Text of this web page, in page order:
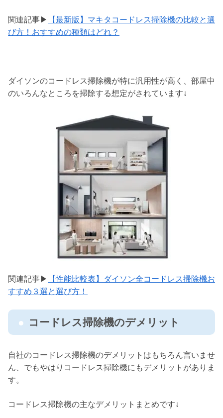
関連記事▶
【最新版】マキタコードレス掃除機の比較と選
び方！おすすめの種類はどれ？
ダイソンのコードレス掃除機が特に汎用性が高く、部屋中
のいろんなところを掃除する想定がされています↓
関連記事▶
【性能比較表】ダイソン全コードレス掃除機お
すすめ３選と選び方！
コードレス掃除機のデメリット
自社のコードレス掃除機のデメリットはもちろん言いませ
ん、でもやはりコードレス掃除機にもデメリットがありま
す。
コードレス掃除機の主なデメリットまとめです↓